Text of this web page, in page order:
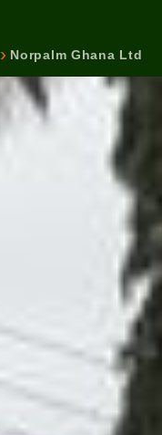
Norpalm Ghana Ltd